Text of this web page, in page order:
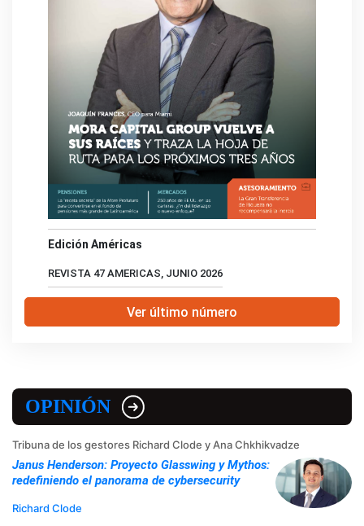
Edición Américas
REVISTA 47 AMERICAS, JUNIO 2026
Ver último número
OPINIÓN
Tribuna de los gestores Richard Clode y Ana Chkhikvadze
Janus Henderson: Proyecto Glasswing y Mythos:
redefiniendo el panorama de cybersecurity
Richard Clode